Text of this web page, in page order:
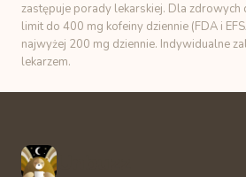
zastępuje porady lekarskiej. Dla zdrowych
limit do 400 mg kofeiny dziennie (FDA i
najwyżej 200 mg dziennie. Indywidualne
lekarzem.